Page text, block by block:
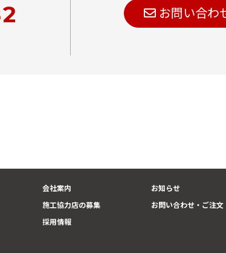
お問い合わ
会社案内
施工協力店の募集
採用情報
お知らせ
お問い合わせ・ご注文